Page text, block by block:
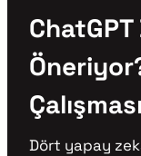
Dört yapay